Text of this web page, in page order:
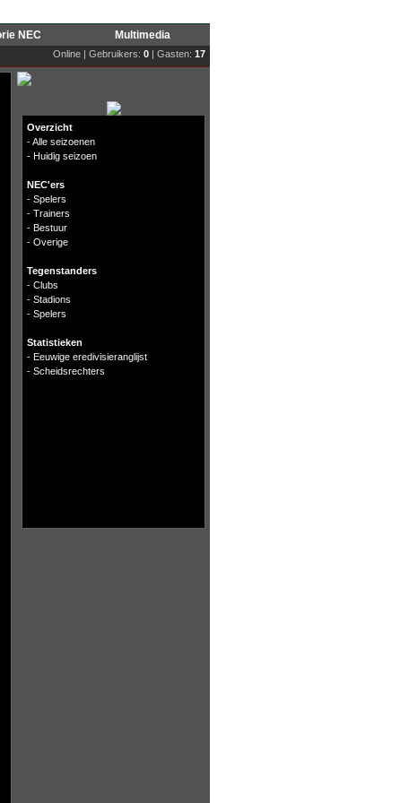
NEC Multimedia
Online | Gebruikers: 0 | Gasten: 17
Overzicht
-Alle seizoenen
- Huidig seizoen
NEC'ers
- Spelers
- Trainers
- Bestuur
- Overige
Tegenstanders
- Clubs
- Stadions
- Spelers
Statistieken
- Eeuwige eredivisieranglijst
- Scheidsrechters